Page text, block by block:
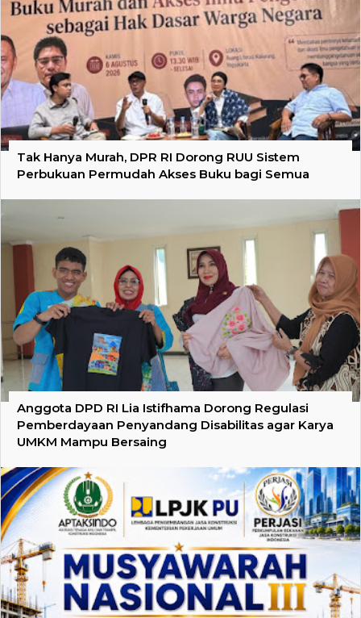
Tak Hanya Murah, DPR RI Dorong RUU Sistem
Perbukuan Permudah Akses Buku bagi Semua
Anggota DPD RI Lia Istifhama Dorong Regulasi
Pemberdayaan Penyandang Disabilitas agar Karya
UMKM Mampu Bersaing